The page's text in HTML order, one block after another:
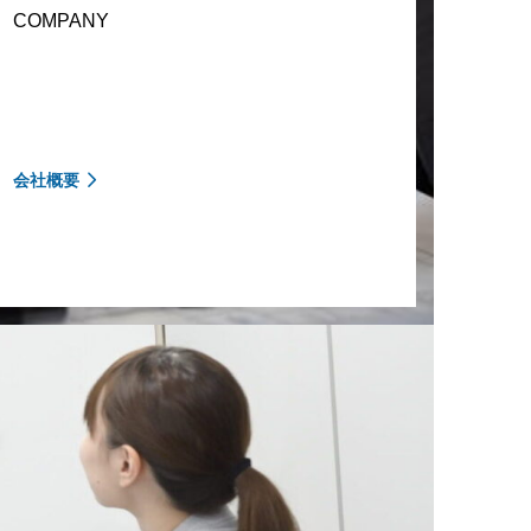
COMPANY
会社概要